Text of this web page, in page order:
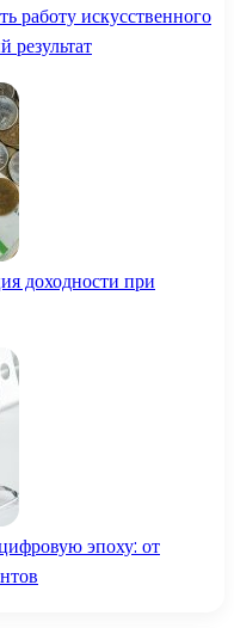
работу искусственного
результат
доходности при
эпоху: от